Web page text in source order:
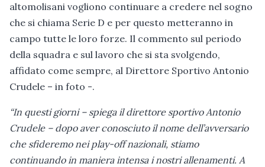
altomolisani vogliono continuare a credere nel sogno
che si chiama Serie D e per questo metteranno in
campo tutte le loro forze. Il commento sul periodo
della squadra e sul lavoro che si sta svolgendo,
affidato come sempre, al Direttore Sportivo Antonio
Crudele – in foto -.
“In questi giorni – spiega il direttore sportivo Antonio
Crudele – dopo aver conosciuto il nome dell’avversario
che sfideremo nei play-off nazionali, stiamo
continuando in maniera intensa i nostri allenamenti. A